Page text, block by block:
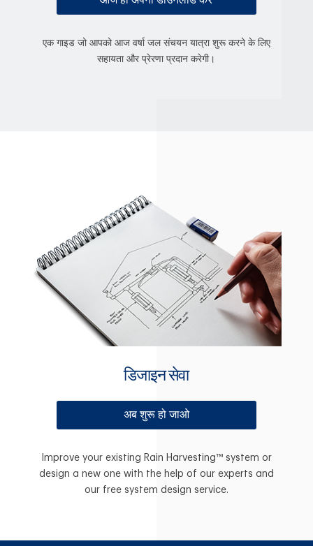
एक गाइड जो आपको आज वर्षा जल संचयन यात्रा शुरू करने के लिए
सहायता और प्रेरणा प्रदान करेगी।
डिजाइन सेवा
अब शुरू हो जाओ
Improve your existing Rain Harvesting™ system or
design a new one with the help of our experts and
our free system design service.